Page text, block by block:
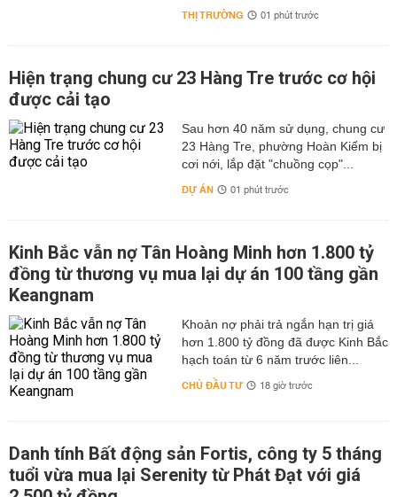
THỊ TRƯỜNG 01 phút trước
Hiện trạng chung cư 23 Hàng Tre trước cơ hội
được cải tạo
Sau hơn 40 năm sử dụng, chung cư
23 Hàng Tre, phường Hoàn Kiếm bị
cơi nới, lắp đặt "chuồng cọp"...
DỰ ÁN 01 phút trước
Kinh Bắc vẫn nợ Tân Hoàng Minh hơn 1.800 tỷ
đồng từ thương vụ mua lại dự án 100 tầng gần
Keangnam
hơn 1.800 tỷ đồng đã được Kinh Bắc
hạch toán từ 6 năm trước liên...
CHỦ ĐẦU TƯ 18 giờ trước
Danh tính Bất động sản Fortis, công ty 5 tháng
tuổi vừa mua lại Serenity từ Phát Đạt với giá